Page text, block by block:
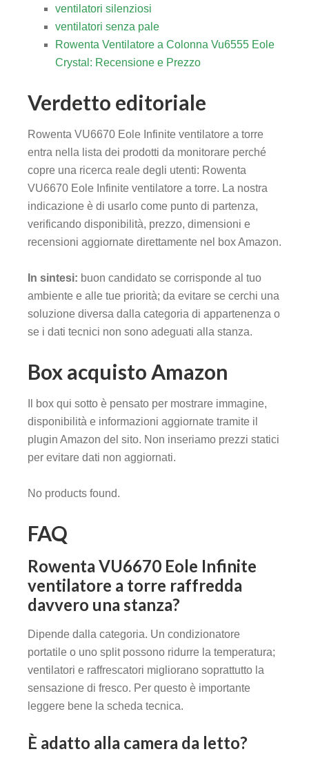
ventilatori silenziosi
ventilatori senza pale
Rowenta Ventilatore a Colonna Vu6555 Eole
Crystal: Recensione e Prezzo
Verdetto editoriale
Rowenta VU6670 Eole Infinite ventilatore a torre
entra nella lista dei prodotti da monitorare perché
copre una ricerca reale degli utenti: Rowenta
VU6670 Eole Infinite ventilatore a torre. La nostra
indicazione è di usarlo come punto di partenza,
verificando disponibilità, prezzo, dimensioni e
recensioni aggiornate direttamente nel box Amazon.
In sintesi: buon candidato se corrisponde al tuo
ambiente e alle tue priorità; da evitare se cerchi una
soluzione diversa dalla categoria di appartenenza o
se i dati tecnici non sono adeguati alla stanza.
Box acquisto Amazon
Il box qui sotto è pensato per mostrare immagine,
disponibilità e informazioni aggiornate tramite il
plugin Amazon del sito. Non inseriamo prezzi statici
per evitare dati non aggiornati.
No products found.
FAQ
Rowenta VU6670 Eole Infinite
ventilatore a torre raffredda
davvero una stanza?
Dipende dalla categoria. Un condizionatore
portatile o uno split possono ridurre la temperatura;
ventilatori e raffrescatori migliorano soprattutto la
sensazione di fresco. Per questo è importante
leggere bene la scheda tecnica.
È adatto alla camera da letto?